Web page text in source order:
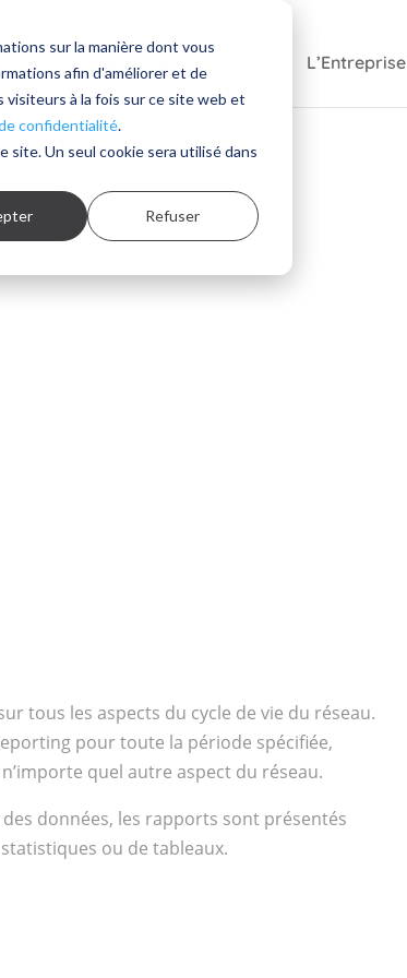
sur la manière dont vous
afin d'améliorer et de
à la fois sur ce site web et
confidentialité.
site. Un seul cookie sera utilisé dans
Refuser
Research Actualités L’Entreprise
tous les aspects du cycle de vie du réseau.
pour toute la période spécifiée,
quel autre aspect du réseau.
données, les rapports sont présentés
ou de tableaux.